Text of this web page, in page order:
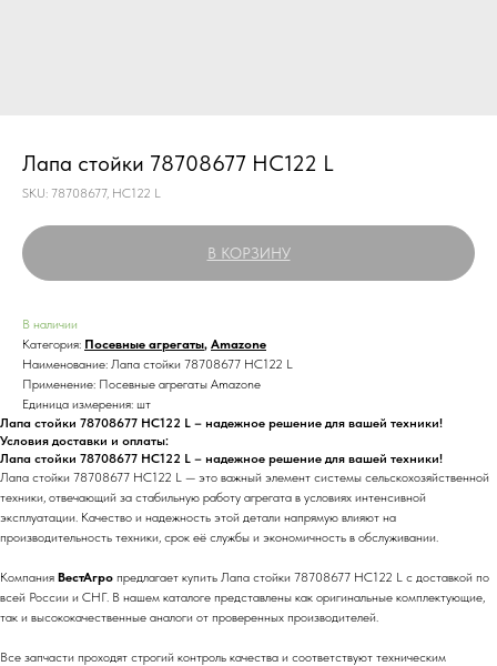
Лапа стойки 78708677 HC122 L
SKU: 78708677, HC122 L
В КОРЗИНУ
В наличии
Категория: Посевные агрегаты, Amazone
Наименование: Лапа стойки 78708677 HC122 L
Применение: Посевные агрегаты Amazone
Единица измерения: шт
Лапа стойки 78708677 HC122 L – надежное решение для вашей техники!
Условия доставки и оплаты:
Лапа стойки 78708677 HC122 L – надежное решение для вашей техники!
Лапа стойки 78708677 HC122 L — это важный элемент системы сельскохозяйственной
техники, отвечающий за стабильную работу агрегата в условиях интенсивной
эксплуатации. Качество и надежность этой детали напрямую влияют на
производительность техники, срок её службы и экономичность в обслуживании.
Компания ВестАгро предлагает купить Лапа стойки 78708677 HC122 L с доставкой по
всей России и СНГ. В нашем каталоге представлены как оригинальные комплектующие,
так и высококачественные аналоги от проверенных производителей.
Все запчасти проходят строгий контроль качества и соответствуют техническим